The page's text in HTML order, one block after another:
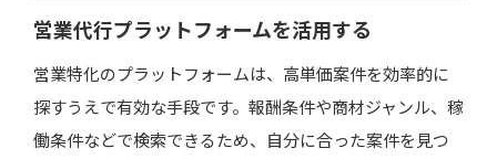
営業代行プラットフォームを活用する
営業特化のプラットフォームは、高単価案件を効率的に
探すうえで有効な手段です。報酬条件や商材ジャンル、稼
働条件などで検索できるため、自分に合った案件を見つ